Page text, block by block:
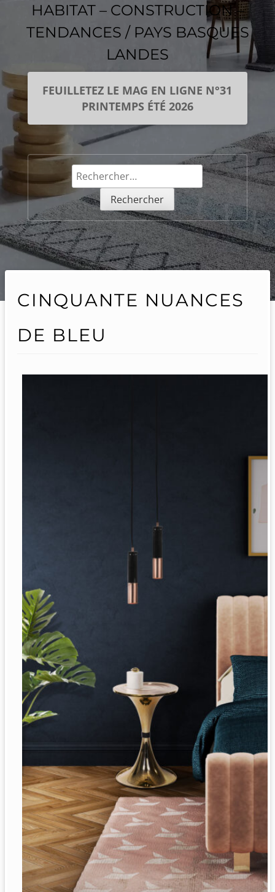
HABITAT – CONSTRUCTION –
TENDANCES / PAYS BASQUES
LANDES
FEUILLETEZ LE MAG EN LIGNE N°31
PRINTEMPS ÉTÉ 2026
Rechercher :
CINQUANTE NUANCES
DE BLEU